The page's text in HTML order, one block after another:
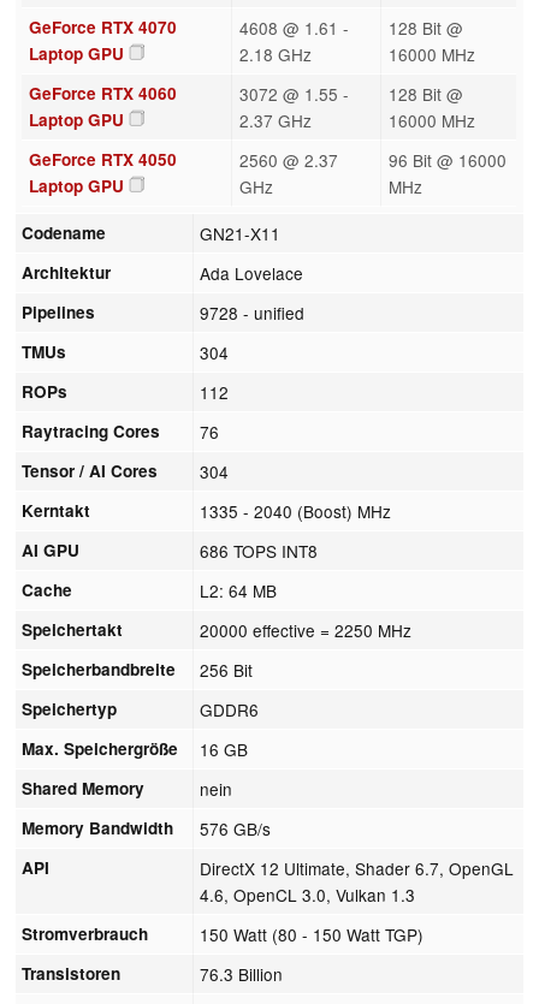
GeForce RTX 4070
Laptop GPU
4608 @ 1.61 -
2.18 GHz
128 Bit @
16000 MHz
GeForce RTX 4060
Laptop GPU
3072 @ 1.55 -
2.37 GHz
128 Bit @
16000 MHz
GeForce RTX 4050
Laptop GPU
2560 @ 2.37
GHz
96 Bit @ 16000
MHz
Codename GN21-X11
Architektur Ada Lovelace
Pipelines 9728 - unified
TMUs 304
ROPs 112
Raytracing Cores 76
Tensor / AI Cores 304
Kerntakt 1335 - 2040 (Boost) MHz
AI GPU 686 TOPS INT8
Cache L2: 64 MB
Speichertakt 20000 effective = 2250 MHz
Speicherbandbreite 256 Bit
Speichertyp GDDR6
Max. Speichergröße 16 GB
Shared Memory nein
Memory Bandwidth 576 GB/s
API
DirectX 12 Ultimate, Shader 6.7, OpenGL
4.6, OpenCL 3.0, Vulkan 1.3
Stromverbrauch 150 Watt (80 - 150 Watt TGP)
Transistoren 76.3 Billion